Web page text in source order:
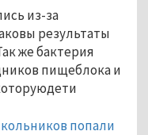
из-за
результаты
же бактерия
пищеблока и
попали